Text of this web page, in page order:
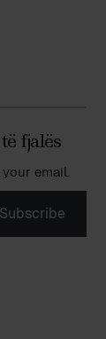
fjalës
email.
Subscribe